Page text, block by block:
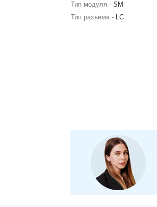
Тип модуля - SM
Тип разъема - LC